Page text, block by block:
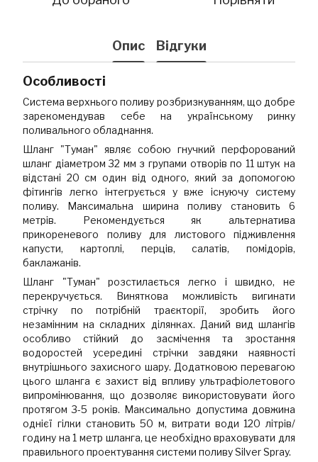
Опис Відгуки
Особливості
Система верхнього поливу розбризкуванням, що добре
зарекомендував себе на українському ринку
поливального обладнання.
Шланг "Туман" являє собою гнучкий перфорований
шланг діаметром 32 мм з групами отворів по 11 штук на
відстані 20 см один від одного, який за допомогою
фітингів легко інтегрується у вже існуючу систему
поливу. Максимальна ширина поливу становить 6
метрів. Рекомендується як альтернатива
прикореневого поливу для листового підживлення
капусти, картоплі, перців, салатів, помідорів,
баклажанів.
Шланг "Туман" розстилається легко і швидко, не
перекручується. Виняткова можливість вигинати
стрічку по потрібній траєкторії, зробить його
незамінним на складних ділянках. Даний вид шлангів
особливо стійкий до засмічення та зростання
водоростей усередині стрічки завдяки наявності
внутрішнього захисного шару. Додатковою перевагою
цього шланга є захист від впливу ультрафіолетового
випромінювання, що дозволяє використовувати його
протягом 3-5 років. Максимально допустима довжина
однієї гілки становить 50 м, витрати води 120 літрів/
годину на 1 метр шланга, це необхідно враховувати для
правильного проектування системи поливу Silver Spray.